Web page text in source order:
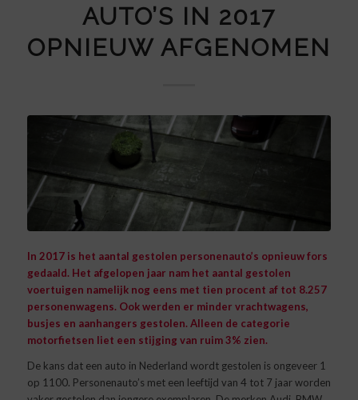
AUTO’S IN 2017
OPNIEUW AFGENOMEN
In 2017 is het aantal gestolen personenauto’s opnieuw fors
gedaald. Het afgelopen jaar nam het aantal gestolen
voertuigen namelijk nog eens met tien procent af tot 8.257
personenwagens. Ook werden er minder vrachtwagens,
busjes en aanhangers gestolen. Alleen de categorie
motorfietsen liet een stijging van ruim 3% zien.
De kans dat een auto in Nederland wordt gestolen is ongeveer 1
op 1100. Personenauto’s met een leeftijd van 4 tot 7 jaar worden